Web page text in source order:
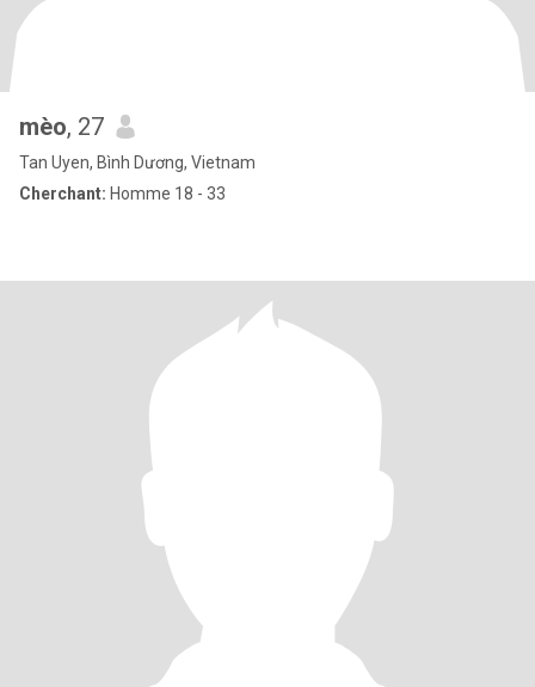
mèo, 27
Tan Uyen, Bình Dương, Vietnam
Cherchant: Homme 18 - 33